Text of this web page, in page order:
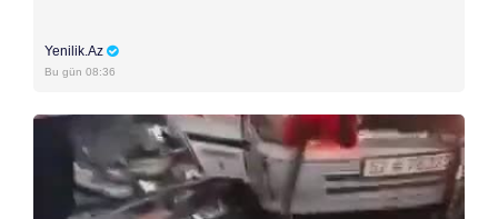
Yenilik.Az
Bu gün 08:36